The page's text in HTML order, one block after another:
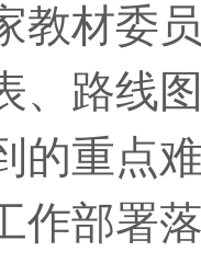
教材委
、路线
的重点
作部署